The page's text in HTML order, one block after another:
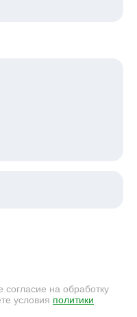
на обработку
условия политики